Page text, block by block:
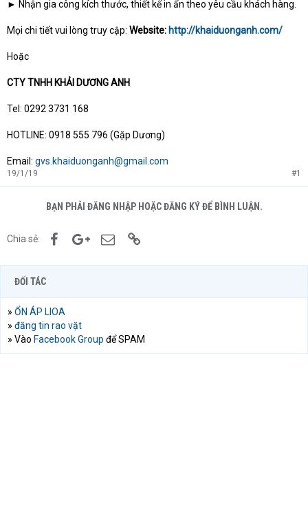
► Nhận gia công kích thước, thiết kế in ấn theo yêu cầu khách hàng.
Mọi chi tiết vui lòng truy cập: Website: http://khaiduonganh.com/
Hoặc
CTY TNHH KHẢI DƯƠNG ANH
Tel: 0292 3731 168
HOTLINE: 0918 555 796 (Gặp Dương)
Email: gvs.khaiduonganh@gmail.com
19/1/19 #1
BẠN PHẢI ĐĂNG NHẬP HOẶC ĐĂNG KÝ ĐỂ BÌNH LUẬN.
Chia sẻ: FacebookGoogle+Email
ĐỐI TÁC
» ỔN ÁP LIOA
» đăng tin rao vặt
» Vào Facebook Group để SPAM